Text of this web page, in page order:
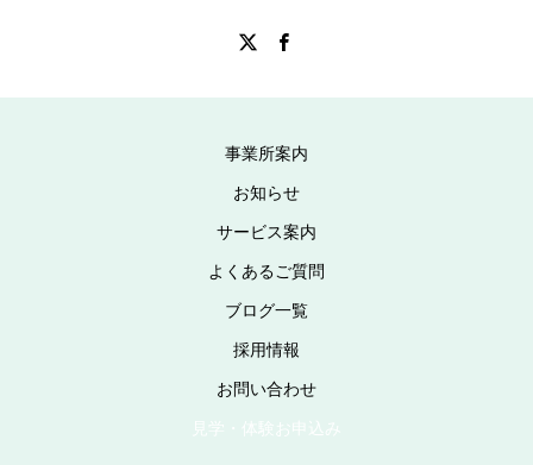
事業所案内
お知らせ
サービス案内
よくあるご質問
ブログ一覧
採用情報
お問い合わせ
見学・体験お申込み